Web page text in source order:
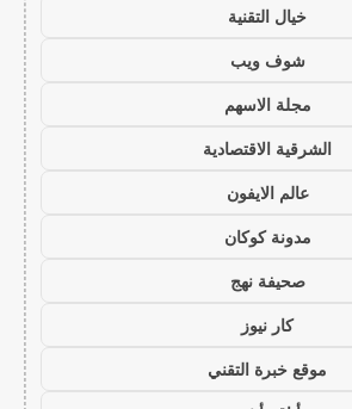
خيال التقنية
شوف ويب
مجلة الاسهم
الشرقية الاقتصادية
عالم الايفون
مدونة كوكان
صحيفة نهج
كار نيوز
موقع خبرة التقني